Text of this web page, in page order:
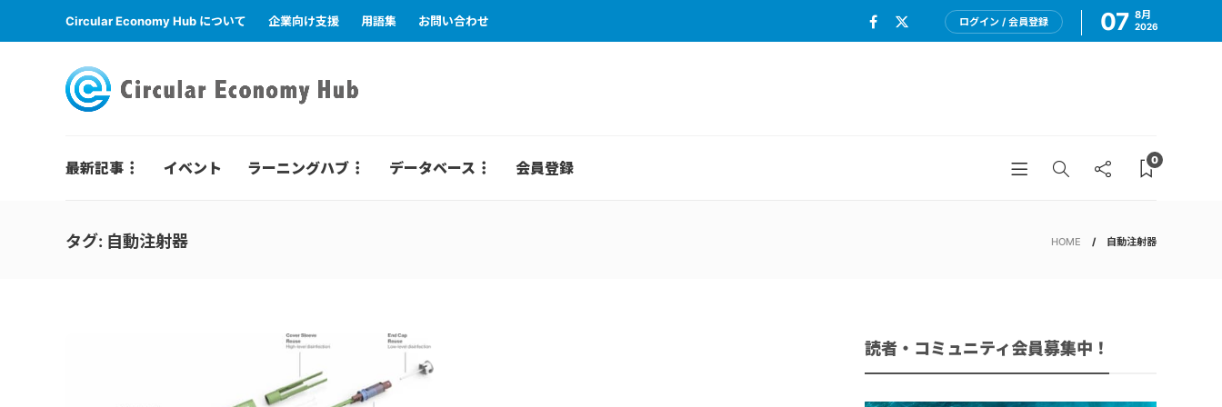
Circular Economy Hub について 企業向け支援 用語集 お問い合わせ ログイン / 会員登録 07 8月
2026
最新記事 イベント ラーニングハブ データベース 会員登録 0
タグ: 自動注射器 HOME 自動注射器
読者・コミュニティ会員募集中！